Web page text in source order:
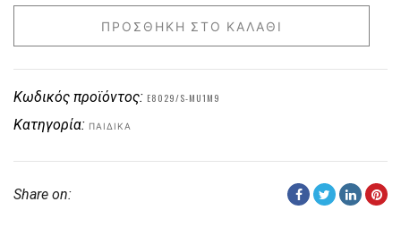
ΠΡΟΣΘΉΚΗ ΣΤΟ ΚΑΛΆΘΙ
Κωδικός προϊόντος: E8029/S-MU1M9
Κατηγορία: ΠΑΙΔΙΚΑ
Share on: